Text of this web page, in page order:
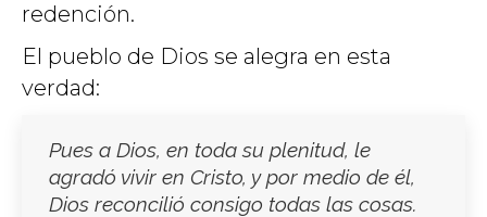
redención.
El pueblo de Dios se alegra en esta
verdad:
Pues a Dios, en toda su plenitud, le
agradó vivir en Cristo, y por medio de él,
Dios reconcilió consigo todas las cosas.